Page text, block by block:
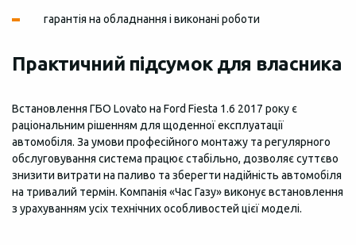
гарантія на обладнання і виконані роботи
Практичний підсумок для власника
Встановлення ГБО Lovato на Ford Fiesta 1.6 2017 року є
раціональним рішенням для щоденної експлуатації
автомобіля. За умови професійного монтажу та регулярного
обслуговування система працює стабільно, дозволяє суттєво
знизити витрати на паливо та зберегти надійність автомобіля
на тривалий термін. Компанія «Час Газу» виконує встановлення
з урахуванням усіх технічних особливостей цієї моделі.